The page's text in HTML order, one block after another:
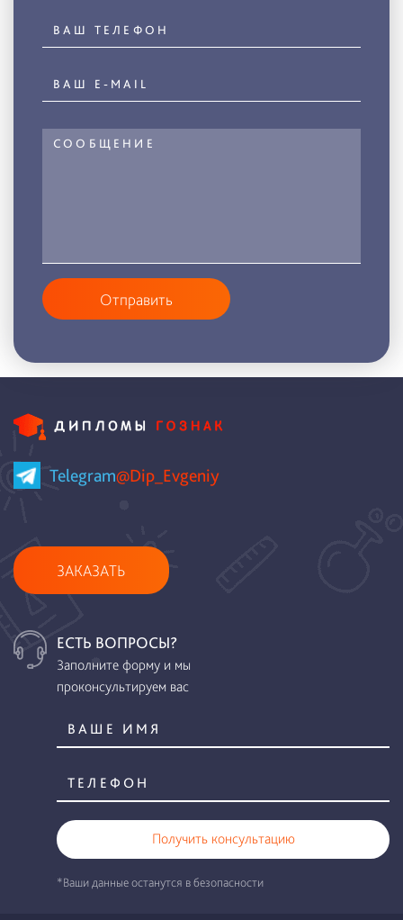
Отправить
Telegram@Dip_Evgeniy
ЗАКАЗАТЬ
ЕСТЬ ВОПРОСЫ?
Заполните форму и мы
проконсультируем вас
Получить консультацию
*Ваши данные останутся в безопасности